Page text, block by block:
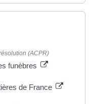
(ACPR)
funèbres
de France